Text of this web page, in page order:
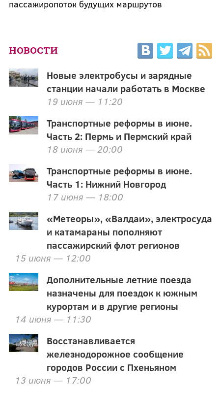
пассажиропоток будущих маршрутов
НОВОСТИ
Новые электробусы и зарядные
станции начали работать в Москве
19 июня — 11:20
Транспортные реформы в июне.
Часть 2: Пермь и Пермский край
18 июня — 20:00
Транспортные реформы в июне.
Часть 1: Нижний Новгород
17 июня — 18:00
«Метеоры», «Валдаи», электросуда
и катамараны пополняют
пассажирский флот регионов
15 июня — 12:00
Дополнительные летние поезда
назначены для поездок к южным
курортам и в другие регионы
14 июня — 11:30
Восстанавливается
железнодорожное сообщение
городов России с Пхеньяном
13 июня — 17:00